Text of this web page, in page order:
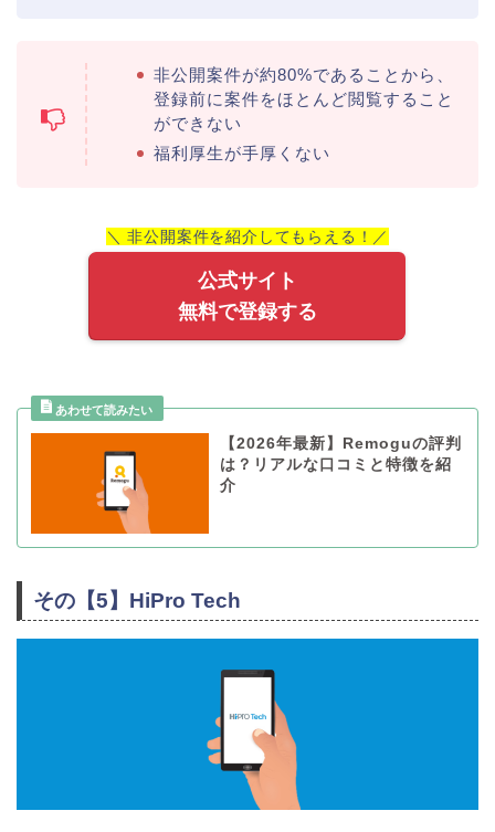
非公開案件が約80%であることから、
登録前に案件をほとんど閲覧すること
ができない
福利厚生が手厚くない
＼ 非公開案件を紹介してもらえる！／
公式サイト
無料で登録する
【2026年最新】Remoguの評判
は？リアルな口コミと特徴を紹
介
その【5】HiPro Tech